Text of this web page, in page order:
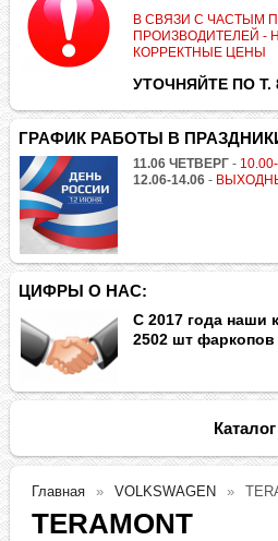
В СВЯЗИ С ЧАСТЫМ
ПРОИЗВОДИТЕЛЕЙ -
КОРРЕКТНЫЕ ЦЕНЫ
УТОЧНЯЙТЕ ПО Т.
ГРАФИК РАБОТЫ В
11.06 ЧЕТВЕРГ -
12.06-14.06 -
ЦИФРЫ О НАС:
С 2017 года наши
2502 шт фаркопов
Каталог
Главная VOLKSWAGEN
TERAMONT